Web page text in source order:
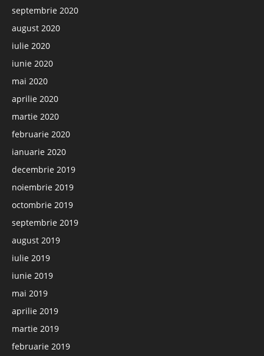
septembrie 2020
august 2020
iulie 2020
iunie 2020
mai 2020
aprilie 2020
martie 2020
februarie 2020
ianuarie 2020
decembrie 2019
noiembrie 2019
octombrie 2019
septembrie 2019
august 2019
iulie 2019
iunie 2019
mai 2019
aprilie 2019
martie 2019
februarie 2019